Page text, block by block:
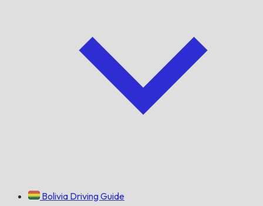
Bolivia Driving Guide